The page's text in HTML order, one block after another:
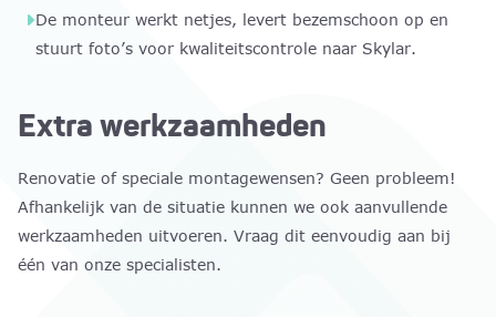
De monteur werkt netjes, levert bezemschoon op en
stuurt foto’s voor kwaliteitscontrole naar Skylar.
Extra werkzaamheden
Renovatie of speciale montagewensen? Geen probleem!
Afhankelijk van de situatie kunnen we ook aanvullende
werkzaamheden uitvoeren. Vraag dit eenvoudig aan bij
één van onze specialisten.